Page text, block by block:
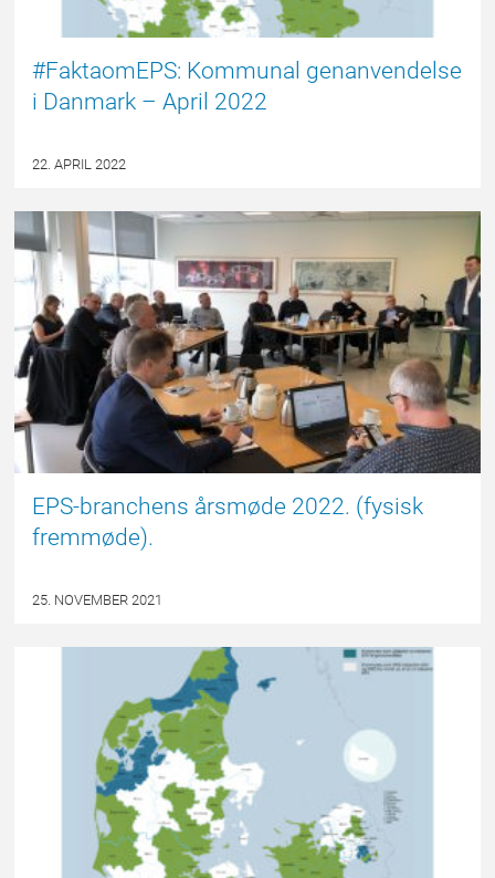
#FaktaomEPS: Kommunal genanvendelse
i Danmark – April 2022
22. APRIL 2022
EPS-branchens årsmøde 2022. (fysisk
fremmøde).
25. NOVEMBER 2021
EPSBLOGGEN